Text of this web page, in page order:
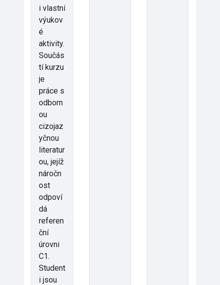
i vlastní
výukov
é
aktivity.
Součás
tí kurzu
je
práce s
odborn
ou
cizojaz
yčnou
literatur
ou, jejíž
náročn
ost
odpoví
dá
referen
ční
úrovni
C1.
Student
i jsou